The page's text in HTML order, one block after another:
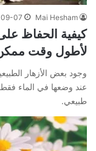
Mai Hesham
07
كيفية الحفاظ
لأطول وقت
وجود بعض الأزهار
عند وضعها في الماء
طبيعي.